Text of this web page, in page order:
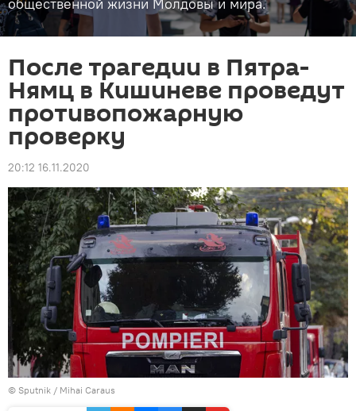
После трагедии в Пятра-
Нямц в Кишиневе проведут
противопожарную
проверку
20:12 16.11.2020
© Sputnik / Mihai Caraus